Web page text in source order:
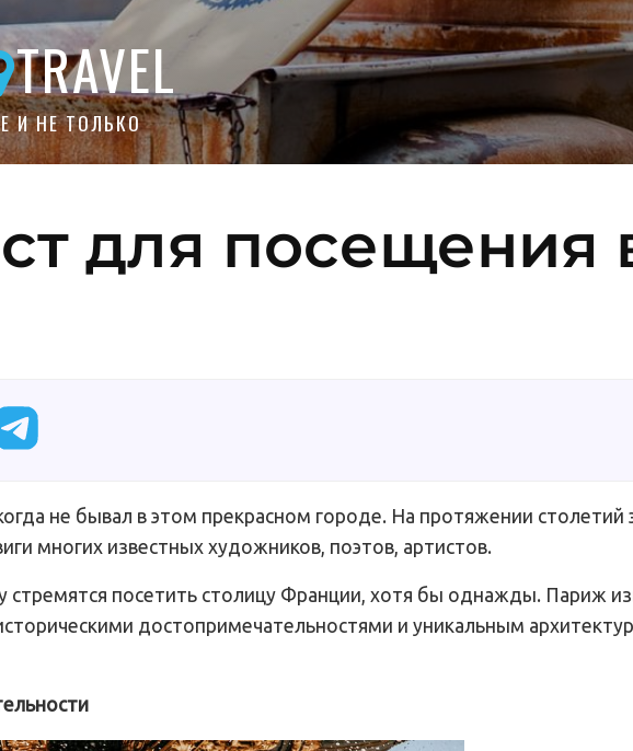
TRAVEL
И НЕ ТОЛЬКО
для посещения
не бывал в этом прекрасном городе. На протяжении столетий
многих известных художников, поэтов, артистов.
посетить столицу Франции, хотя бы однажды. Париж
достопримечательностями и уникальным